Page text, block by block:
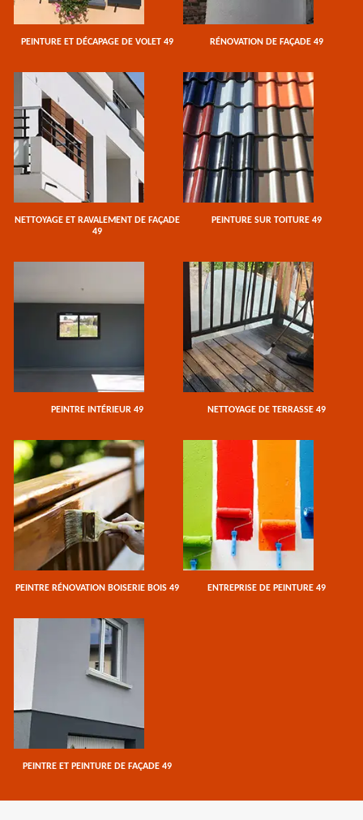
PEINTURE ET DÉCAPAGE DE VOLET 49 RÉNOVATION DE FAÇADE 49
NETTOYAGE ET RAVALEMENT DE FAÇADE
49
PEINTURE SUR TOITURE 49
PEINTRE INTÉRIEUR 49 NETTOYAGE DE TERRASSE 49
PEINTRE RÉNOVATION BOISERIE BOIS 49 ENTREPRISE DE PEINTURE 49
PEINTRE ET PEINTURE DE FAÇADE 49